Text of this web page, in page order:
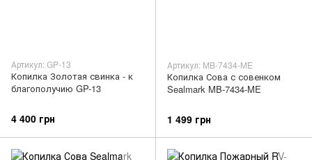
Артикул: GP-13
Копилка Золотая свинка - к
благополучию GP-13
4 400 грн
Артикул: MB-7434-ME
Копилка Сова с совенком
Sealmark MB-7434-ME
1 499 грн